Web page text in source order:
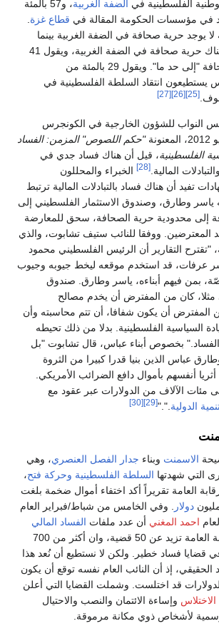
الفلسطينية في الضفة الغربية
، و57 بالمئة
في مؤسسات الحكومة المقالة في قطاع غزة
لا يوجد حرية صحافة في الضفة الغربية بينما
يقول 21 بالمئة بأن هناك حرية صحافة في الضفة الغربية، ويقول 41
بالمئة هناك حرية صحافة "إلى حد ما". ويقول 29 بالمئة من
يستطيعون انتقاد السلطة الفلسطينية في
[25]
[26]
[27]
النواب للشؤون الخارجية في الكونجرس
"حكم اللصوص" المزمن: الفساد
الفلسطينية، قيل أن هناك فساد جدي في
المالية. [28]
الخبراء والمحللون
تفيد أن هناك فساد بالتبادلات المالية ترتبط
ياسر وطارق، وصندوق الاستثمار الفلسطيني إلى
إلى محدودية حرية الصحافة، سحق للمعارضة
المعترضين. ووفقا للنائب ستيف تشابوت، والذي
التقارير أن الرئيس الفلسطيني محمود
عرفات، قد استخدم موقعه ليخط جيوبه وجيوب
بمن فيهم أبناءه، ياسر وطارق. صندوق
مثلا، كان من المفترض أن يخدم مصالح
المفترض أن يكون شفافا، أن تتم محاسبته وأن
السياسية الفلسطينية. بدلا من ذلك تحيطه
بخصوص أبناء عباس، قال تشابوت "بل
عباس الذين بنيا قدرا كبيرا من الثروة
أنفسهم بأموال دافع الضرائب الأمريكي.
مئات الآلاف من الدولارات عبر عقود مع
الدولية ."."
[29]
[30]
الاسمنت وبناء جدار الفصل العنصري، وهي
التي شهدتها السلطة الفلسطينية وحركة فتح،
العامة تقريراً أكد اختفاء أموال ضخمة بلغت
دولار . وفي الخامس من شباط/فبراير العام
احمد المغني أن عدد ملفات الفساد المالي
التي وصلت إلى النيابة العامة تزيد عن 50 قضية، وان أكثر من 700
قضايا فساد خطير. ولكن لا نستطيع أن نُعد هذا
الحقيقي، إذ أن النائب العام نفسه توقع أن يكون
قد اختلست. وشملت القضايا التي أعلن
الاختلاس وإساءة الائتمان والنصب والاحتيال
لأشخاص ذوي مكانة مرموقة.